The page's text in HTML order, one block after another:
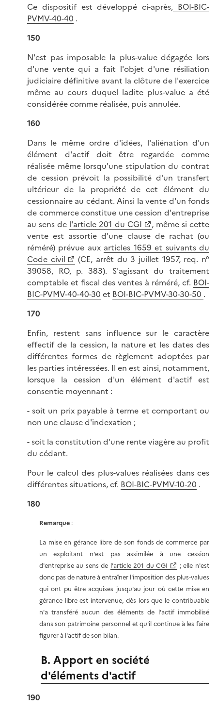
Ce dispositif est développé ci-après, BOI-BIC-
PVMV-40-40 .
150
N'est pas imposable la plus-value dégagée lors
d'une vente qui a fait l'objet d'une résiliation
judiciaire définitive avant la clôture de l'exercice
même au cours duquel ladite plus-value a été
considérée comme réalisée, puis annulée.
160
Dans le même ordre d'idées, l'aliénation d'un
élément d'actif doit être regardée comme
réalisée même lorsqu'une stipulation du contrat
de cession prévoit la possibilité d'un transfert
ultérieur de la propriété de cet élément du
cessionnaire au cédant. Ainsi la vente d'un fonds
de commerce constitue une cession d'entreprise
au sens de l'article 201 du CGI
, même si cette
vente est assortie d'une clause de rachat (ou
réméré) prévue aux articles 1659 et suivants du
Code civil
(CE, arrêt du 3 juillet 1957, req. n°
39058, RO, p. 383). S'agissant du traitement
comptable et fiscal des ventes à réméré, cf. BOI-
BIC-PVMV-40-40-30 et BOI-BIC-PVMV-30-30-50 .
170
Enfin, restent sans influence sur le caractère
effectif de la cession, la nature et les dates des
différentes formes de règlement adoptées par
les parties intéressées. Il en est ainsi, notamment,
lorsque la cession d'un élément d'actif est
consentie moyennant :
- soit un prix payable à terme et comportant ou
non une clause d'indexation ;
- soit la constitution d'une rente viagère au profit
du cédant.
Pour le calcul des plus-values réalisées dans ces
différentes situations, cf. BOI-BIC-PVMV-10-20 .
180
Remarque:
La mise en gérance libre de son fonds de commerce par
un exploitant n'est pas assimilée à une cession
d'entreprise au sens de l'article 201 du CGI
; elle n'est
donc pas de nature à entraîner l'imposition des plus-values
qui ont pu être acquises jusqu'au jour où cette mise en
gérance libre est intervenue, dès lors que le contribuable
n'a transféré aucun des éléments de l'actif immobilisé
dans son patrimoine personnel et qu'il continue à les faire
figurer à l'actif de son bilan.
B. Apport en société
d'éléments d'actif
190